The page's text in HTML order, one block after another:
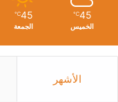
45
℃
الخميس
45
℃
الجمعة
الأشهر